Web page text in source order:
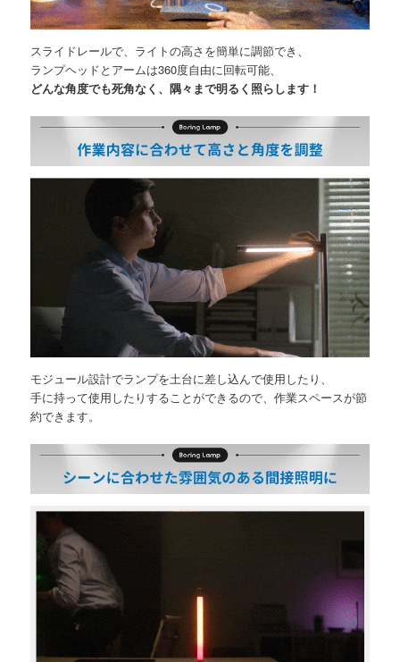
スライドレールで、ライトの高さを簡単に調節でき、
ランプヘッドとアームは360度自由に回転可能、
どんな角度でも死角なく、隅々まで明るく照らします！
モジュール設計でランプを土台に差し込んで使用したり、
手に持って使用したりすることができるので、作業スペースが節
約できます。